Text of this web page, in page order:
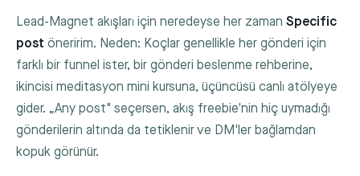
Lead-Magnet akışları için neredeyse her zaman Specific
post öneririm. Neden: Koçlar genellikle her gönderi için
farklı bir funnel ister, bir gönderi beslenme rehberine,
ikincisi meditasyon mini kursuna, üçüncüsü canlı atölyeye
gider. „Any post" seçersen, akış freebie'nin hiç uymadığı
gönderilerin altında da tetiklenir ve DM'ler bağlamdan
kopuk görünür.